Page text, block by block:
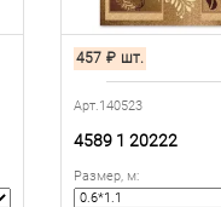
457 ₽ шт.
Арт.140523
4589 1 20222
Размер, м: